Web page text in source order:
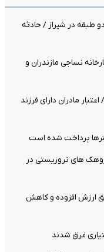
طبقه در شیراز / حادثه
نساجی مازندران و
مادران دارای فرزند
های تروریستی در
ارزش افزوده و کاهش